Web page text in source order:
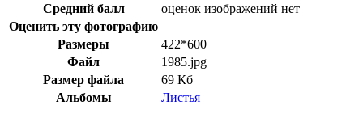
Средний балл
оценок изображений нет
Оценить эту фотографию
Размеры
422*600
Файл
1985.jpg
Размер файла
69 Кб
Альбомы
Листья